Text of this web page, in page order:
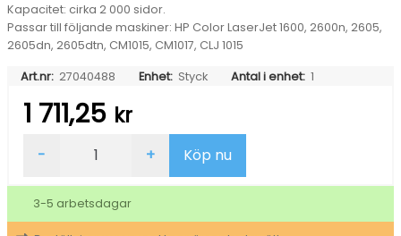
Kapacitet: cirka 2 000 sidor.
Passar till följande maskiner: HP Color LaserJet 1600, 2600n, 2605,
2605dn, 2605dtn, CM1015, CM1017, CLJ 1015
Art.nr: 27040488 Enhet: Styck Antal i enhet: 1
1 711,25 kr
HP
Q6003A
magenta
mängd
- + Köp nu
3-5 arbetsdagar